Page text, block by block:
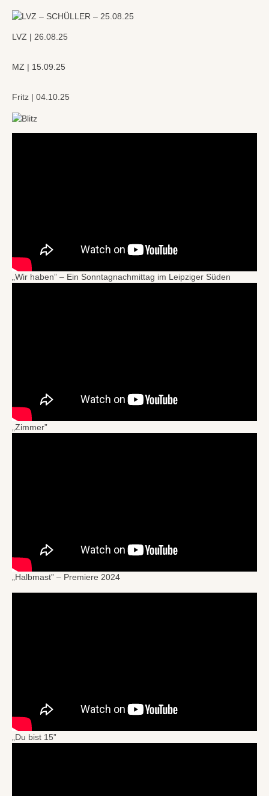
LVZ | 26.08.25
MZ | 15.09.25
Fritz | 04.10.25
„Wir haben” – Ein Sonntagnachmittag im Leipziger Süden
„Zimmer”
„Halbmast” – Premiere 2024
„Du bist 15”